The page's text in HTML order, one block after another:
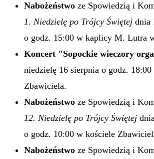
Nabożeństwo ze Spowiedzią i
1. Niedzielę po Trójcy Świętej dnia
o godz. 15:00 w kaplicy M. Lutra
Koncert "Sopockie wieczory
niedzielę 16 sierpnia o godz. 18:00
Zbawiciela.
Nabożeństwo ze Spowiedzią i
12. Niedzielę po Trójcy Świętej
o godz. 10:00 w kościele
Nabożeństwo ze Spowiedzią i